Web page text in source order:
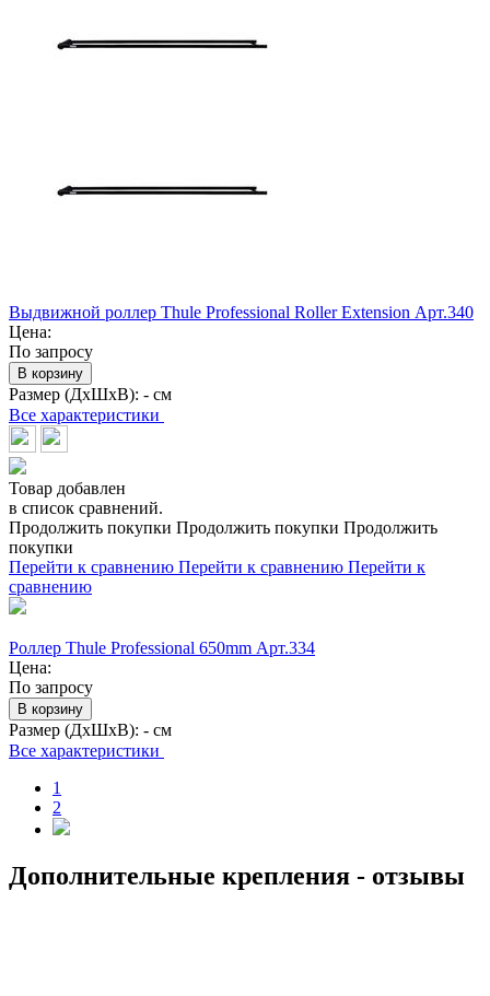
Выдвижной роллер Thule Professional Roller Extension Арт.340
Цена:
По запросу
В корзину
Размер (ДхШхВ): - см
Все характеристики
Товар добавлен
в список сравнений.
Продолжить покупки Продолжить покупки Продолжить
покупки
Перейти к сравнению Перейти к сравнению Перейти к
сравнению
Роллер Thule Professional 650mm Арт.334
Цена:
По запросу
В корзину
Размер (ДхШхВ): - см
Все характеристики
1
2
Дополнительные крепления - отзывы